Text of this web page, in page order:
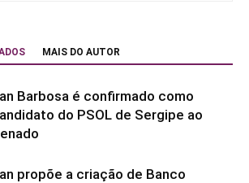
MAIS DO AUTOR
Barbosa é confirmado como
do PSOL de Sergipe ao
propõe a criação de Banco